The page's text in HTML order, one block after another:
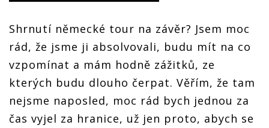
Shrnutí německé tour na závěr? Jsem moc
rád, že jsme ji absolvovali, budu mít na co
vzpomínat a mám hodně zážitků, ze
kterých budu dlouho čerpat. Věřím, že tam
nejsme naposled, moc rád bych jednou za
čas vyjel za hranice, už jen proto, abych se